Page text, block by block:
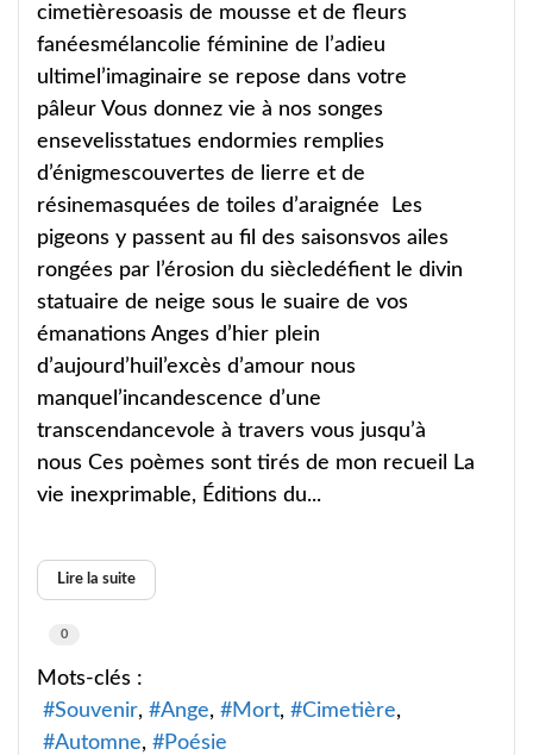
cimetièresoasis de mousse et de fleurs
fanéesmélancolie féminine de l’adieu
ultimel’imaginaire se repose dans votre
pâleur Vous donnez vie à nos songes
ensevelisstatues endormies remplies
d’énigmescouvertes de lierre et de
résinemasquées de toiles d’araignée Les
pigeons y passent au fil des saisonsvos ailes
rongées par l’érosion du siècledéfient le divin
statuaire de neige sous le suaire de vos
émanations Anges d’hier plein
d’aujourd’huil’excès d’amour nous
manquel’incandescence d’une
transcendancevole à travers vous jusqu’à
nous Ces poèmes sont tirés de mon recueil La
vie inexprimable, Éditions du...
Lire la suite
0
Mots-clés :
Souvenir
Ange Mort
Cimetière
Automne
Poésie